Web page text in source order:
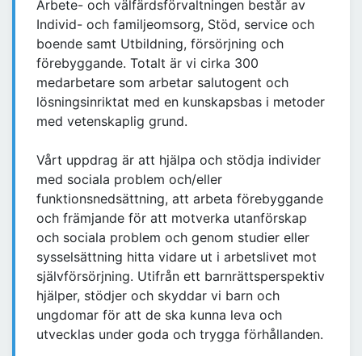
Arbete- och välfärdsförvaltningen består av
Individ- och familjeomsorg, Stöd, service och
boende samt Utbildning, försörjning och
förebyggande. Totalt är vi cirka 300
medarbetare som arbetar salutogent och
lösningsinriktat med en kunskapsbas i metoder
med vetenskaplig grund.
Vårt uppdrag är att hjälpa och stödja individer
med sociala problem och/eller
funktionsnedsättning, att arbeta förebyggande
och främjande för att motverka utanförskap
och sociala problem och genom studier eller
sysselsättning hitta vidare ut i arbetslivet mot
självförsörjning. Utifrån ett barnrättsperspektiv
hjälper, stödjer och skyddar vi barn och
ungdomar för att de ska kunna leva och
utvecklas under goda och trygga förhållanden.